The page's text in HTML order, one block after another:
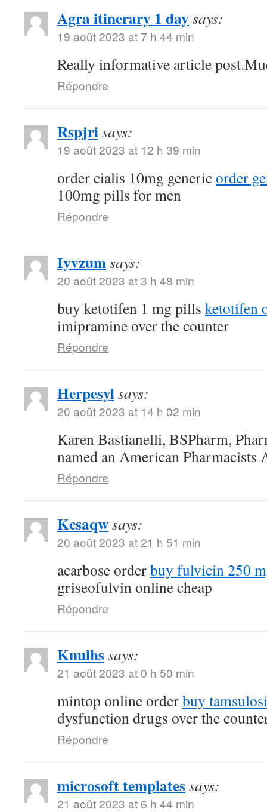
Agra itinerary 1 daysays:
19 août 2023 at 7 h 44 min
Really informative article
Répondre
Rspjrisays:
19 août 2023 at 12 h 39 min
order cialis 10mg genericorder
100mg pills for men
Répondre
Iyvzumsays:
20 août 2023 at 3 h 48 min
buy ketotifen 1 mg pills ketotifen
imipramine over the counter
Répondre
Herpesylsays:
20 août 2023 at 14 h 02 min
Karen Bastianelli, BSPharm,
named an American Pharmacists
Répondre
Kcsaqwsays:
20 août 2023 at 21 h 51 min
acarbose orderbuy fulvicin 250
griseofulvin online cheap
Répondre
Knulhssays:
21 août 2023 at 0 h 50 min
mintop online orderbuy
dysfunction drugs over the
Répondre
microsoft templatessays:
21 août 2023 at 6 h 44 min